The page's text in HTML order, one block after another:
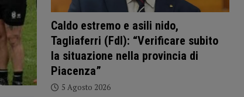
Caldo estremo e asili nido,
Tagliaferri (FdI): “Verificare subito
la situazione nella provincia di
Piacenza”
5 Agosto 2026